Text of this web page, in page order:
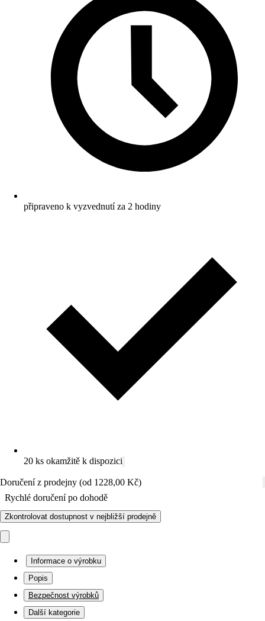
připraveno k vyzvednutí za 2 hodiny
20 ks okamžitě k dispozici
Doručení z prodejny (od 1228,00 Kč)
Rychlé doručení po dohodě
Zkontrolovat dostupnost v nejbližší prodejně
Informace o výrobku
Popis
Bezpečnost výrobků
Další kategorie